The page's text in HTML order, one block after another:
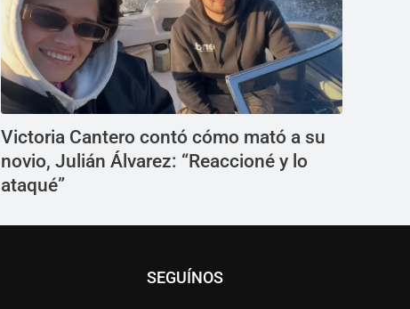
Victoria Cantero contó cómo mató a su
novio, Julián Álvarez: “Reaccioné y lo
ataqué”
SEGUÍNOS